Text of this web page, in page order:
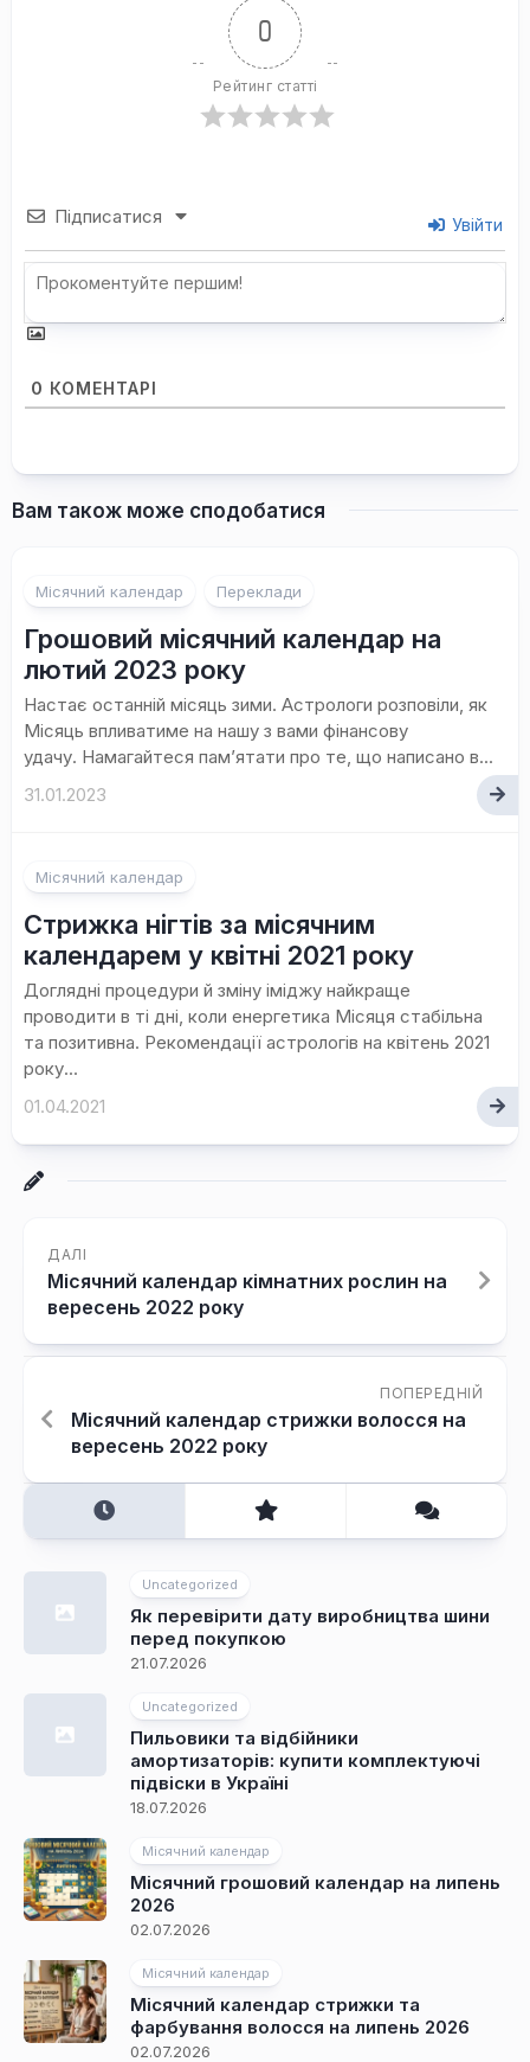
0
Рейтинг статті
Підписатися Увійти
0 КОМЕНТАРІ
Вам також може сподобатися
Місячний календар Переклади
Грошовий місячний календар на
лютий 2023 року
Настає останній місяць зими. Астрологи розповіли, як
Місяць впливатиме на нашу з вами фінансову
удачу. Намагайтеся пам’ятати про те, що написано в...
31.01.2023
Місячний календар
Стрижка нігтів за місячним
календарем у квітні 2021 року
Доглядні процедури й зміну іміджу найкраще
проводити в ті дні, коли енергетика Місяця стабільна
та позитивна. Рекомендації астрологів на квітень 2021
року...
01.04.2021
ДАЛІ
Місячний календар кімнатних рослин на
вересень 2022 року
ПОПЕРЕДНІЙ
Місячний календар стрижки волосся на
вересень 2022 року
Uncategorized
Як перевірити дату виробництва шини
перед покупкою
21.07.2026
Uncategorized
Пильовики та відбійники
амортизаторів: купити комплектуючі
підвіски в Україні
18.07.2026
Місячний календар
Місячний грошовий календар на липень
2026
02.07.2026
Місячний календар
Місячний календар стрижки та
фарбування волосся на липень 2026
02.07.2026